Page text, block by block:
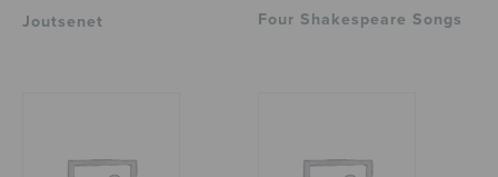
Joutsenet Four Shakespeare Songs